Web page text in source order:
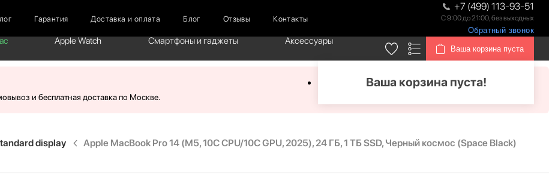
Гарантия Доставка и оплата Блог Отзывы Контакты
+7 (499) 113-93-51
С 9:00 до 21:00, без выходных
Обратный звонок
Apple Watch Смартфоны и гаджеты
Аксессуары
Ваша корзина пуста
Ваша корзина пуста!
и бесплатная доставка по Москве.
display Apple MacBook Pro 14 (M5, 10C CPU/10C GPU, 2025), 24 ГБ, 1 ТБ SSD, Черный космос (Space Black)